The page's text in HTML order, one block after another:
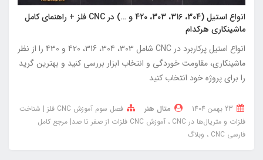
انواع استیل (304، 316، 303، 420 و …) در CNC فلز + راهنمای کامل
ماشینکاری هرکدام
انواع استیل پرکاربرد در CNC شامل 303، 304، 316، 420 و 430 را از نظر
ماشینکاری، مقاومت خوردگی و انتخاب ابزار بررسی کنید و بهترین گرید
را برای پروژه خود انتخاب کنید
متال هنر
فصل سوم آموزش CNC فلز | شناخت
فلزات و متریال‌ها در CNC
آموزش CNC فلزات از صفر تا صد| مرجع کامل
فارسی CNC
وبلاگ